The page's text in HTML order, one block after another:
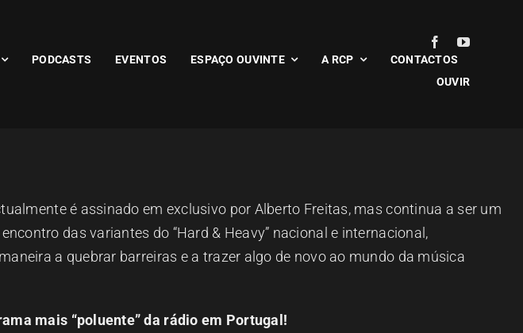
PODCASTS EVENTOS ESPAÇO OUVINTE A RCP
CONTACTOS
OUVIR
é assinado em exclusivo por Alberto Freitas, mascontinua a ser um
das variantes do “Hard & Heavy” nacional e internacional,
a quebrar barreiras e a trazer algo de novo ao mundo da música
mais “poluente” da rádio em Portugal!